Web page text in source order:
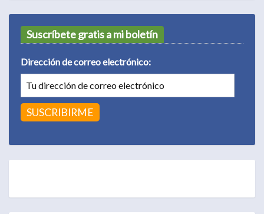
Suscríbete gratis a mi boletín
Dirección de correo electrónico: